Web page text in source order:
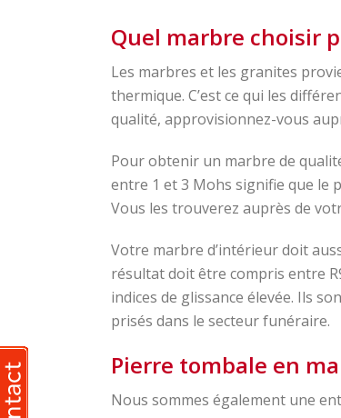
Quel marbre choisir
Les marbres et les granites
thermique. C’est ce qui les
qualité, approvisionnez-vous
Pour obtenir un marbre de
entre 1 et 3 Mohs signifie que le
Vous les trouverez auprès de
Votre marbre d’intérieur doit
résultat doit être compris entre
indices de glissance élevée. Ils
prisés dans le secteur funéraire.
Pierre tombale en
Nous sommes également une